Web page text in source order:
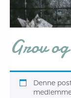
Grov
Denne